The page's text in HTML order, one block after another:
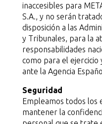
inaccesibles para
S.A., y no serán
disposición a las
y Tribunales, para la
responsabilidades
como para el ejercicio
ante la Agencia
Seguridad
Empleamos todos los
mantener la